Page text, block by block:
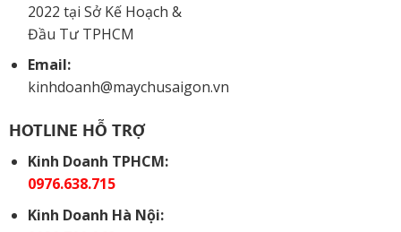
2022 tại Sở Kế Hoạch &
Đầu Tư TPHCM
Email:
kinhdoanh@maychusaigon.vn
HOTLINE HỖ TRỢ
Kinh Doanh TPHCM:
0976.638.715
Kinh Doanh Hà Nội: